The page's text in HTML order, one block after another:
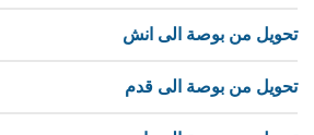
تحويل من بوصة الى انش
تحويل من بوصة الى قدم